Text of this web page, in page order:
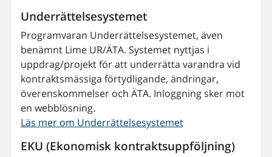
Underrättelsesystemet
Programvaran Underrättelsesystemet, även
benämnt Lime UR/ÄTA. Systemet nyttjas i
uppdrag/projekt för att underrätta varandra vid
kontraktsmässiga förtydligande, ändringar,
överenskommelser och ÄTA. Inloggning sker mot
en webblösning.
Läs mer om Underrättelsesystemet
EKU (Ekonomisk kontraktsuppföljning)